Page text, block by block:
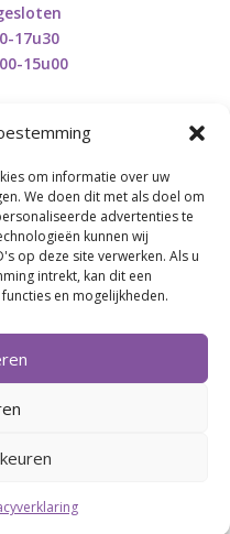
om informatie over uw
We doen dit met als doel om
advertenties te
kunnen wij
op deze site verwerken. Als u
intrekt, kan dit een
en mogelijkheden.
17u30
15u00
ATELJEE
medische reden.
Communication